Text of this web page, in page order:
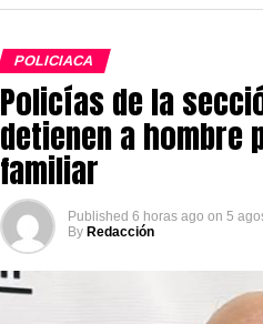
POLICIACA
Policías de la
detienen a hombre
familiar
Published 6 horas ago on 5
By Redacción